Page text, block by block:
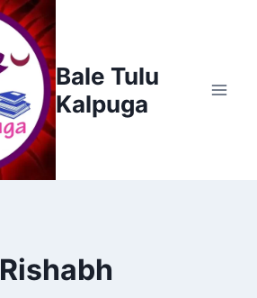
Bale Tulu
Kalpuga
Rishabh